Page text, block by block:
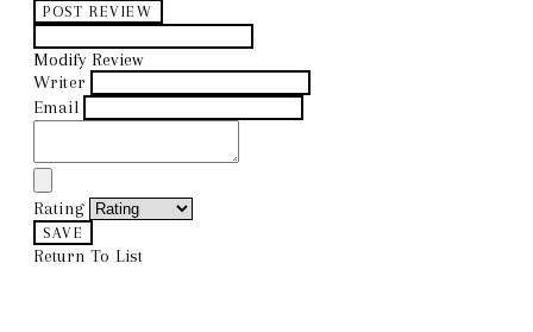
POST REVIEW
Modify Review
Writer
Email
Rating
SAVE
Return To List